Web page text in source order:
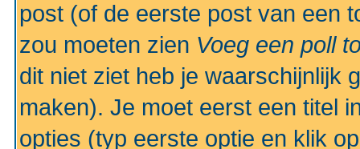
post (of de eerste post van een
zou moeten zien Voeg een poll
dit niet ziet heb je waarschijnlijk
maken). Je moet eerst een titel
opties (typ eerste optie en klik